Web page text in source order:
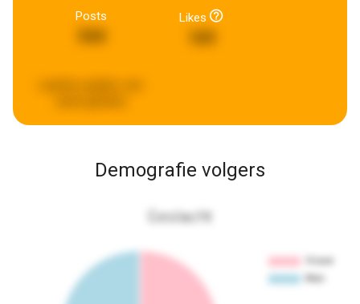
Posts
544
Likes
Demografie volgers
Geslacht